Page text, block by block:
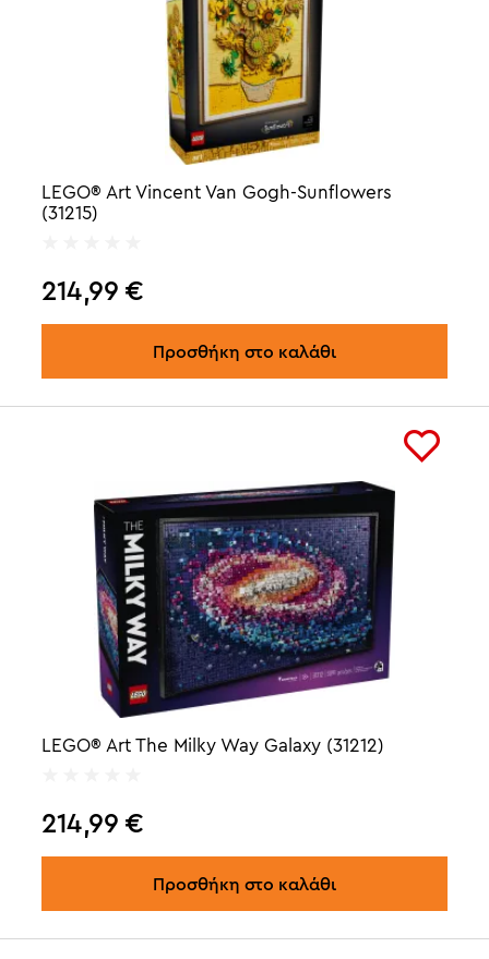
LEGO® Art Vincent Van Gogh-Sunflowers
(31215)
214,99 €
Προσθήκη στο καλάθι
LEGO® Art The Milky Way Galaxy (31212)
214,99 €
Προσθήκη στο καλάθι